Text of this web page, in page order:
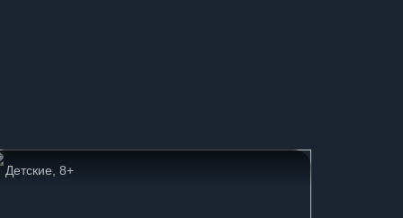
Детские, 8+